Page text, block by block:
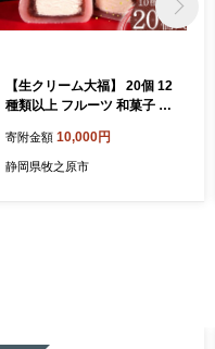
【生クリーム大福】 20個 12
種類以上 フルーツ 和菓子 い
お土産 贈答用 老舗 静岡県 牧
之原市 大福 だいふく もっち
寄附金額 10,000円
静岡県牧之原市